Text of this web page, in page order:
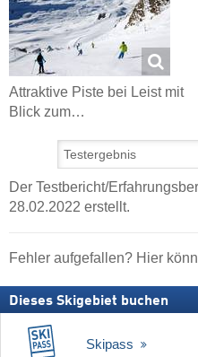
Attraktive Piste bei Leist mit
Blick zum…
Der Testbericht/
28.02.2022 erstellt.
Fehler aufgefallen? Hier
Dieses Skigebiet buchen
Skipass